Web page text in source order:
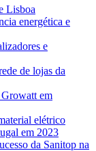
Lisboa
energética e
e
de lojas da
em
elétrico
em 2023
da Sanitop na